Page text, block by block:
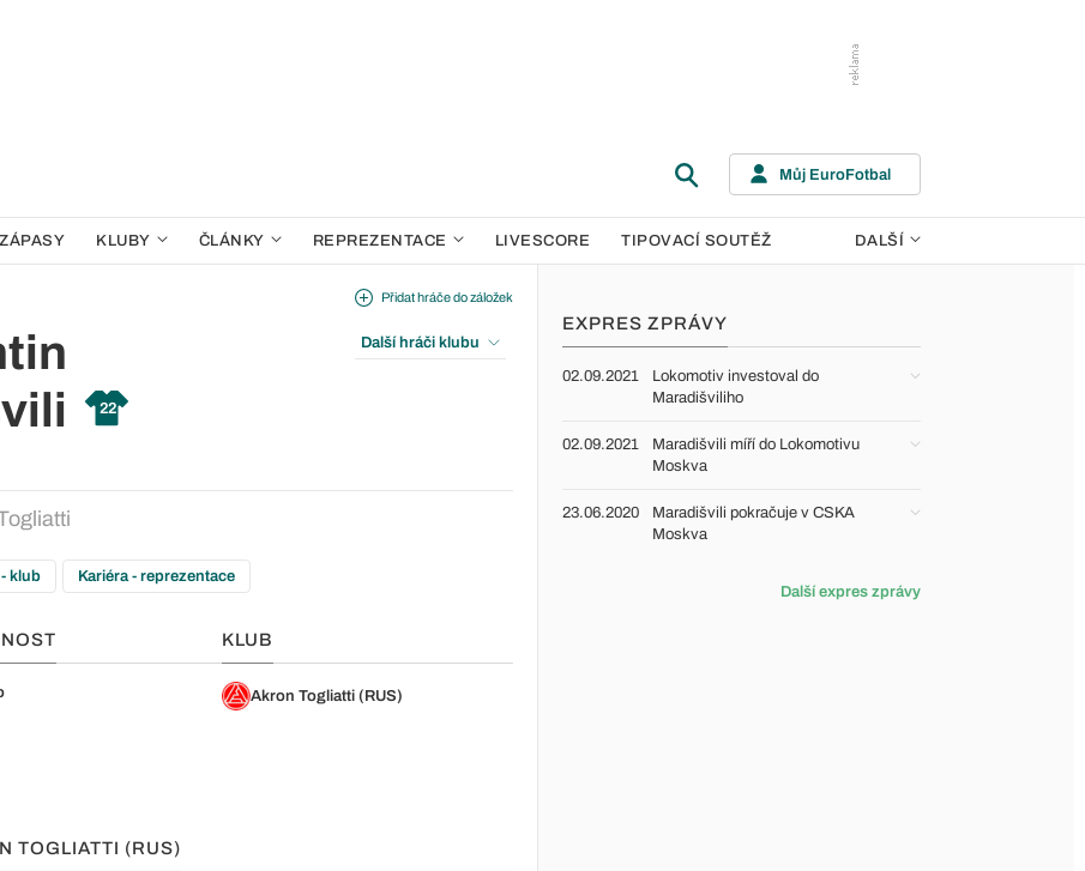
Můj EuroFotbal
ZÁPASY KLUBY ČLÁNKY REPREZENTACE LIVESCORE TIPOVACÍ SOUTĚŽ DALŠÍ
22
Přidat hráče do záložek
Další hráči klubu
- klub Kariéra - reprezentace
KLUB
Akron Togliatti (RUS)
TOGLIATTI (RUS)
EXPRES ZPRÁVY
02.09.2021
Lokomotiv investoval do
Maradišviliho
02.09.2021
Maradišvili míří do Lokomotivu
Moskva
23.06.2020
Maradišvili pokračuje v CSKA
Moskva
Další expres zprávy